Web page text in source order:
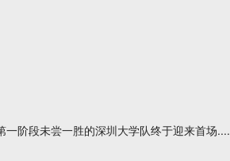
阶段未尝一胜的深圳大学队终于迎来首场....